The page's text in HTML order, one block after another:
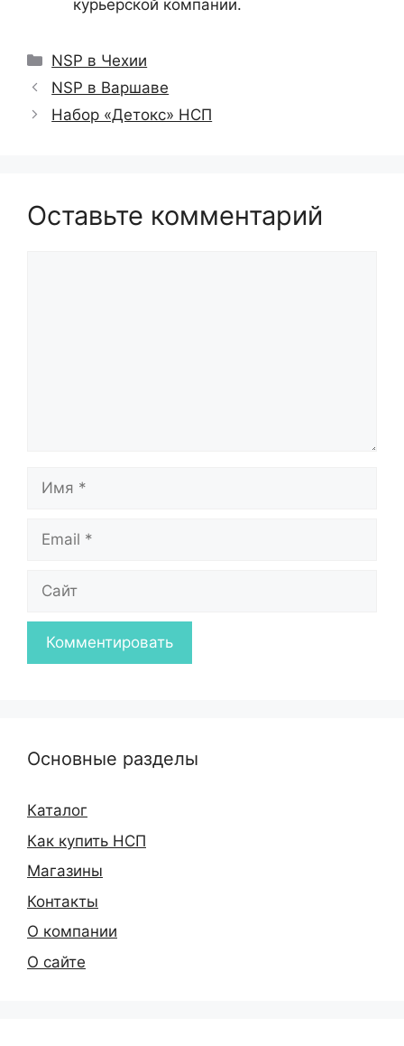
курьерской компании.
Рубрики
NSP в Чехии
NSP в Варшаве
Набор «Детокс» НСП
Оставьте комментарий
Имя
Email
Сайт
Основные разделы
Каталог
Как купить НСП
Магазины
Контакты
О компании
О сайте